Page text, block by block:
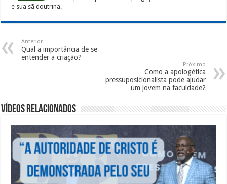
e sua sã doutrina.
Anterior
Qual a importância de se
entender a criação?
Próximo
Como a apologética
pressuposicionalista pode ajudar
um jovem na faculdade?
Vídeos Relacionados